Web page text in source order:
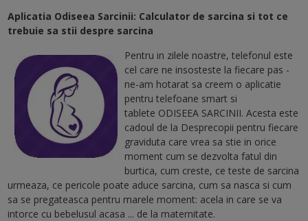
Aplicatia Odiseea Sarcinii: Calculator de sarcina si tot ce
trebuie sa stii despre sarcina
Pentru in zilele noastre, telefonul este
cel care ne insosteste la fiecare pas -
ne-am hotarat sa creem o aplicatie
pentru telefoane smart si
tablete ODISEEA SARCINII. Acesta este
cadoul de la Desprecopii pentru fiecare
graviduta care vrea sa stie in orice
moment cum se dezvolta fatul din
burtica, cum creste, ce teste de sarcina
urmeaza, ce pericole poate aduce sarcina, cum sa nasca si cum
sa se pregateasca pentru marele moment: acela in care se va
intorce cu bebelusul acasa ... de la maternitate.